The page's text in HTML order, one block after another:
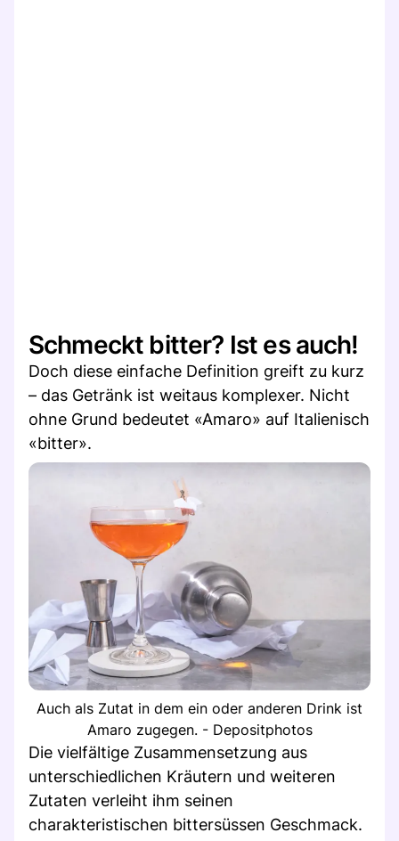
Schmeckt bitter? Ist es auch!
Doch diese einfache Definition greift zu kurz
– das Getränk ist weitaus komplexer. Nicht
ohne Grund bedeutet «Amaro» auf Italienisch
«bitter».
Auch als Zutat in dem ein oder anderen Drink ist
Amaro zugegen. - Depositphotos
Die vielfältige Zusammensetzung aus
unterschiedlichen Kräutern und weiteren
Zutaten verleiht ihm seinen
charakteristischen bittersüssen Geschmack.